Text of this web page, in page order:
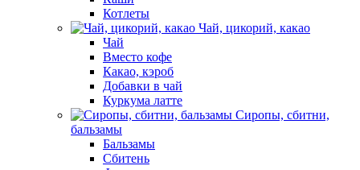
Котлеты
Чай, цикорий, какао
Чай
Вместо кофе
Какао, кэроб
Добавки в чай
Куркума латте
Сиропы, сбитни,
бальзамы
Бальзамы
Сбитень